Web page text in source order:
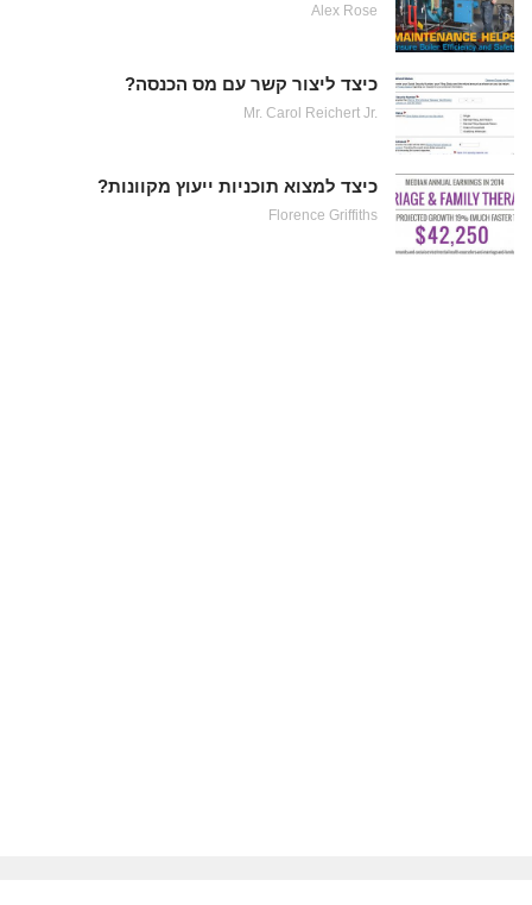
Alex Rose
כיצד ליצור קשר עם מס הכנסה?
Mr. Carol Reichert Jr.
כיצד למצוא תוכניות ייעוץ מקוונות?
Florence Griffiths